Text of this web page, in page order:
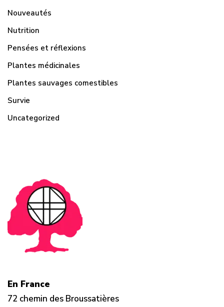
Nouveautés
Nutrition
Pensées et réflexions
Plantes médicinales
Plantes sauvages comestibles
Survie
Uncategorized
En France
72 chemin des Broussatières